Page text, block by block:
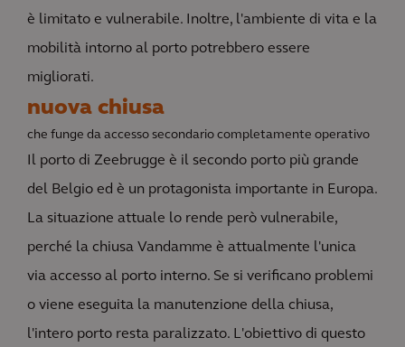
è limitato e vulnerabile. Inoltre, l'ambiente di vita e la
mobilità intorno al porto potrebbero essere
migliorati.
nuova chiusa
che funge da accesso secondario completamente operativo
Il porto di Zeebrugge è il secondo porto più grande
del Belgio ed è un protagonista importante in Europa.
La situazione attuale lo rende però vulnerabile,
perché la chiusa Vandamme è attualmente l'unica
via accesso al porto interno. Se si verificano problemi
o viene eseguita la manutenzione della chiusa,
l'intero porto resta paralizzato. L'obiettivo di questo